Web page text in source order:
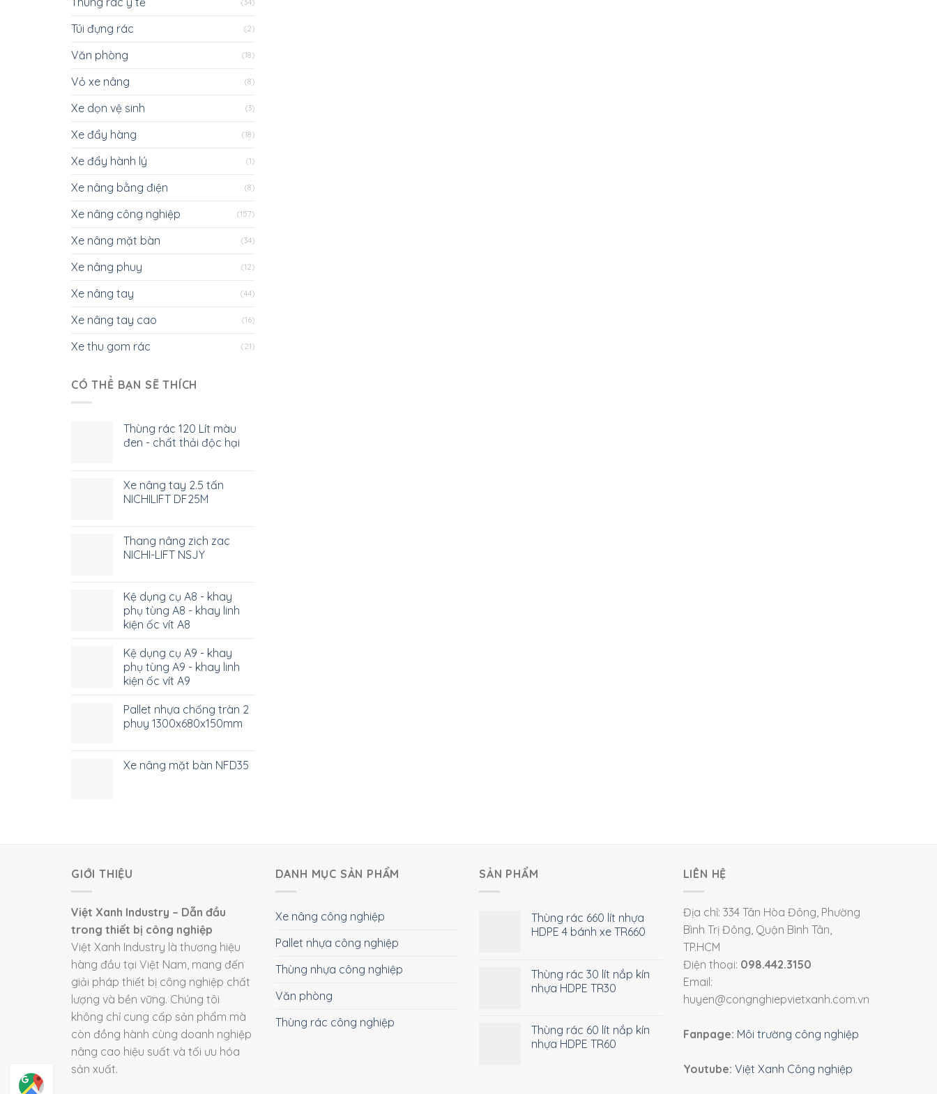
(34)
Túi đựng rác (2)
Văn phòng (18)
Vỏ xe nâng (8)
Xe dọn vệ sinh (3)
Xe đẩy hàng (18)
Xe đẩy hành lý (1)
Xe nâng bằng điện (8)
Xe nâng công nghiệp (157)
Xe nâng mặt bàn (34)
Xe nâng phuy (12)
Xe nâng tay (44)
Xe nâng tay cao (16)
Xe thu gom rác (21)
CÓ THỂ BẠN SẼ THÍCH
Thùng rác 120 Lít màu
đen - chất thải độc hại
Xe nâng tay 2.5 tấn
NICHILIFT DF25M
Thang nâng zich zac
NICHI-LIFT NSJY
Kệ dụng cụ A8 - khay
phụ tùng A8 - khay linh
kiện ốc vít A8
Kệ dụng cụ A9 - khay
phụ tùng A9 - khay linh
kiện ốc vít A9
Pallet nhựa chống tràn 2
phuy 1300x680x150mm
Xe nâng mặt bàn NFD35
GIỚI THIỆU
Việt Xanh Industry – Dẫn đầu
trong thiết bị công nghiệp
Việt Xanh Industry là thương hiệu
hàng đầu tại Việt Nam, mang đến
giải pháp thiết bị công nghiệp chất
lượng và bền vững. Chúng tôi
không chỉ cung cấp sản phẩm mà
còn đồng hành cùng doanh nghiệp
nâng cao hiệu suất và tối ưu hóa
sản xuất.
DANH MỤC SẢN PHẨM
Xe nâng công nghiệp
Pallet nhựa công nghiệp
Thùng nhựa công nghiệp
Văn phòng
Thùng rác công nghiệp
SẢN PHẨM
Thùng rác 660 lít nhựa
HDPE 4 bánh xe TR660
Thùng rác 30 lít nắp kín
nhựa HDPE TR30
Thùng rác 60 lít nắp kín
nhựa HDPE TR60
LIÊN HỆ
Địa chỉ: 334 Tân Hòa Đông, Phường
Bình Trị Đông, Quận Bình Tân,
TP.HCM
Điện thoại: 098.442.3150
Email:
huyen@congnghiepvietxanh.com.vn
Fanpage: Môi trường công nghiệp
Youtube: Việt Xanh Công nghiệp